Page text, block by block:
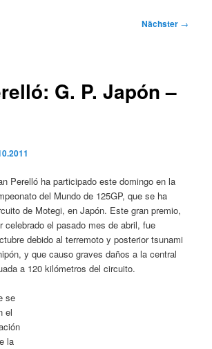
Nächster →
G. P. Japón –
Perelló ha participado este domingo en la
del Mundo de 125GP, que se ha
de Motegi, en Japón. Este gran premio,
celebrado el pasado mes de abril, fue
debido al terremoto y posterior tsunami
y que causo graves daños a la central
a 120 kilómetros del circuito.
se
el
la